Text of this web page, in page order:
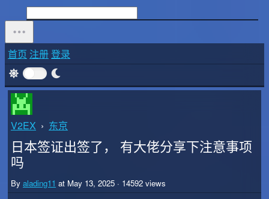
首页 注册登录
V2EX › 东京
日本签证出签了， 有大佬分享下注意事项
吗
By alading11 at May 13, 2025 · 14592 views